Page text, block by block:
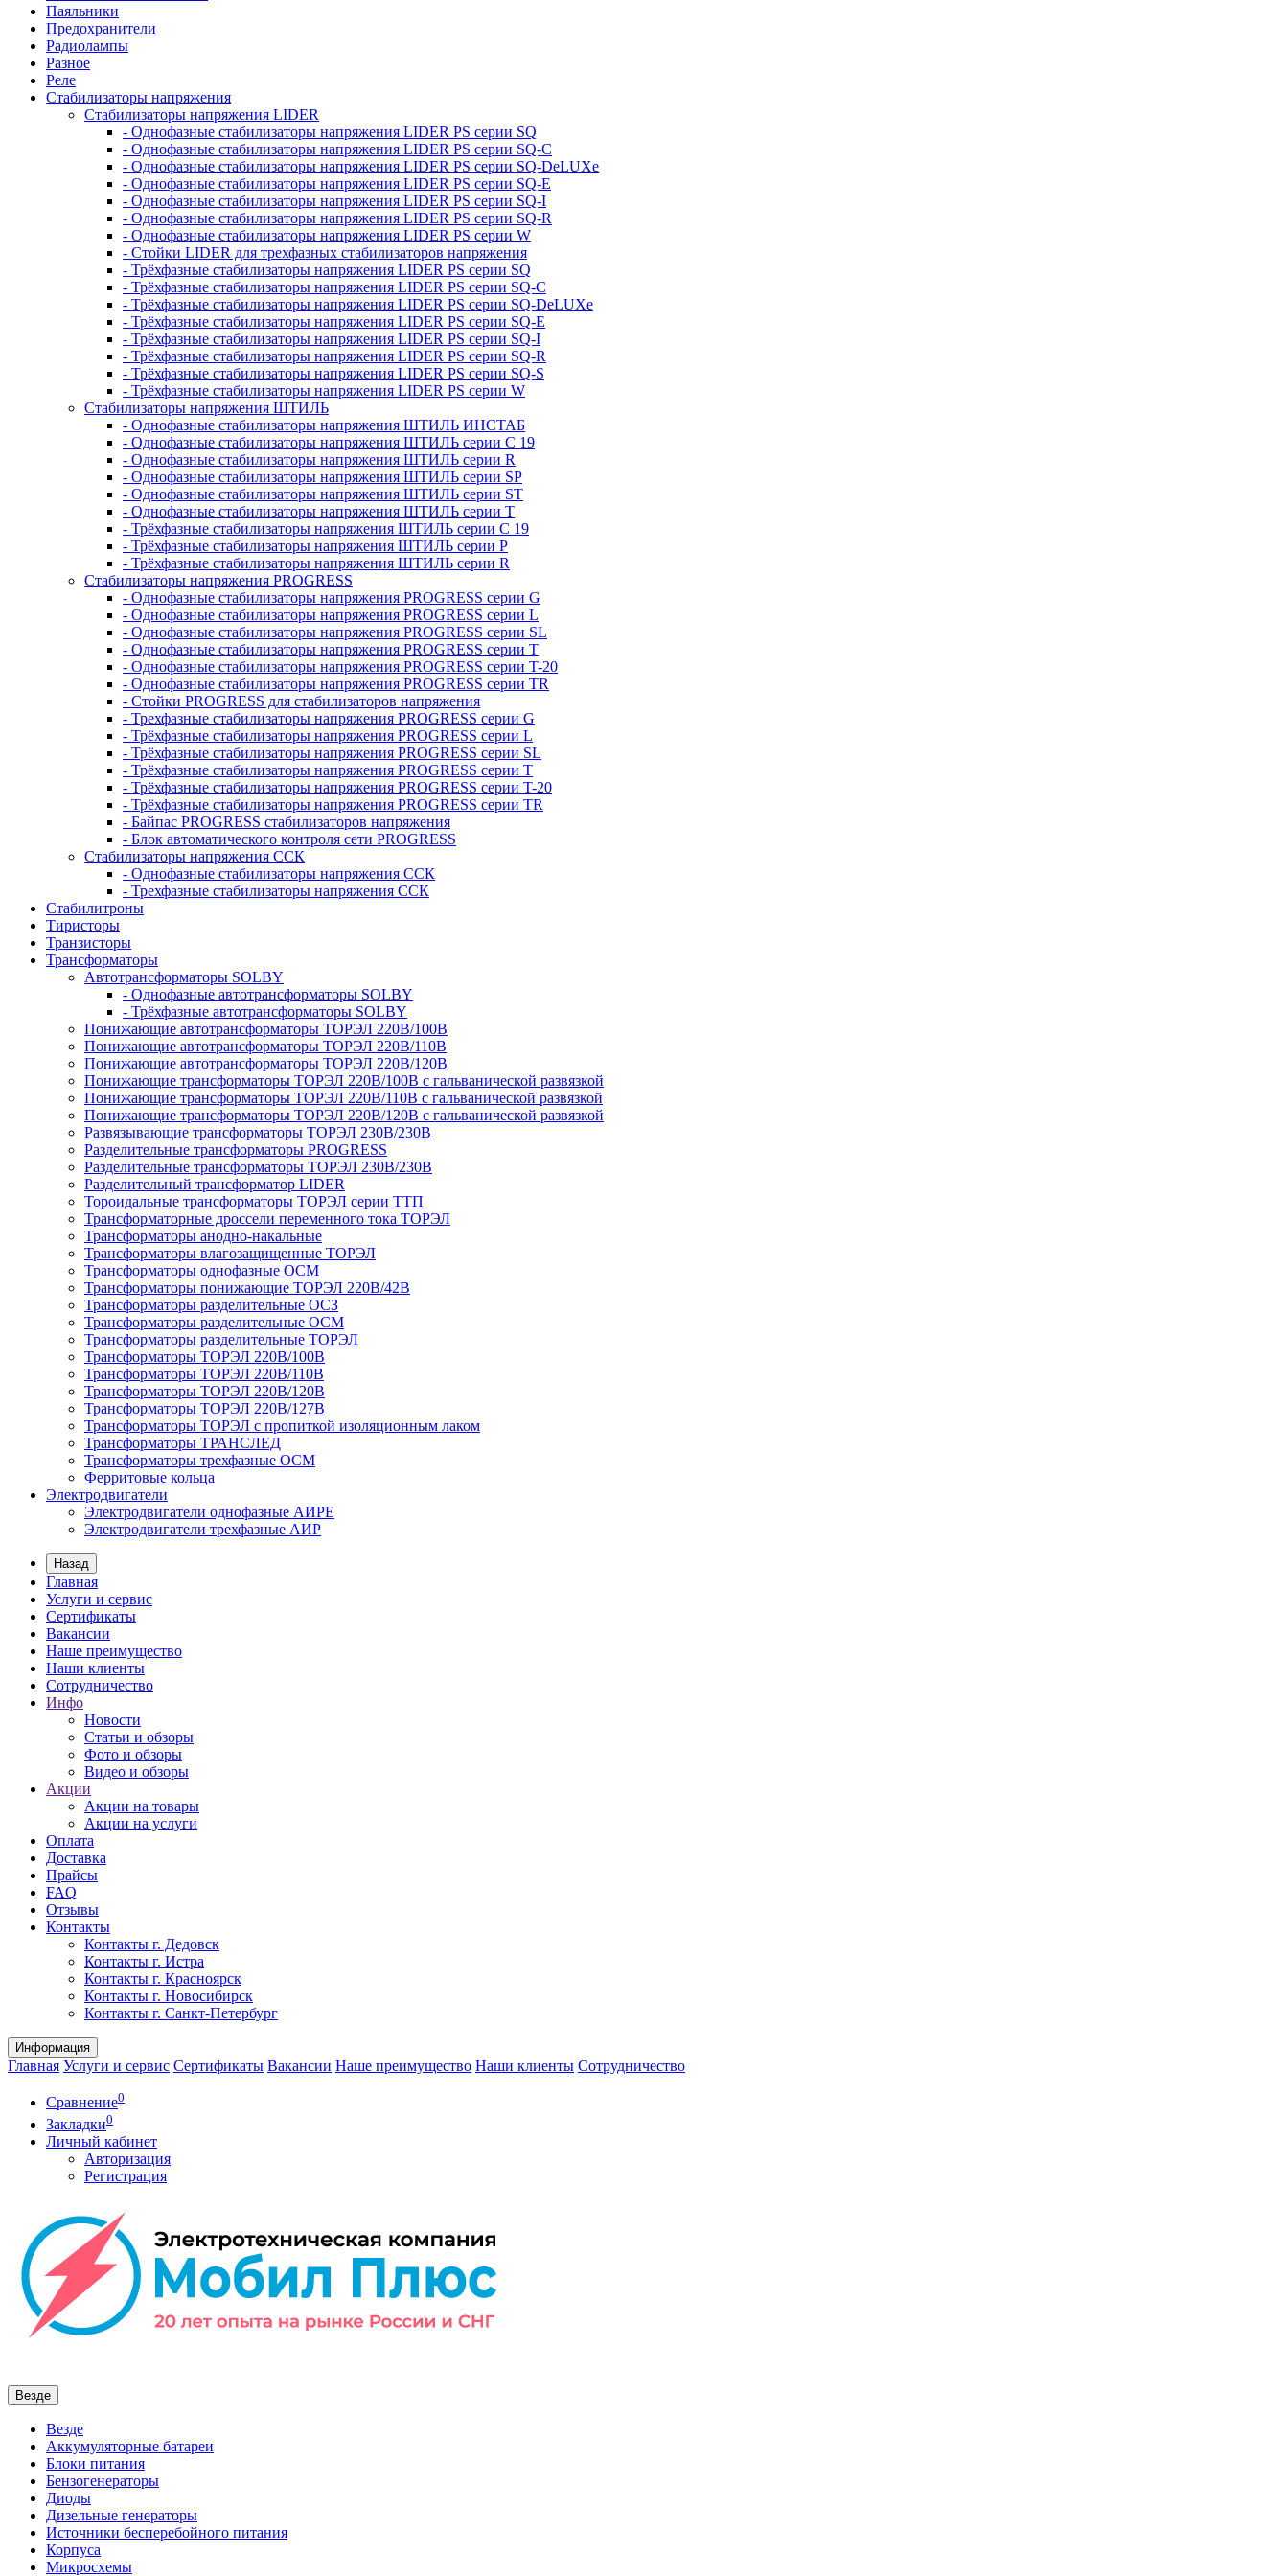
Паяльники
Предохранители
Радиолампы
Разное
Реле
Стабилизаторы напряжения
Стабилизаторы напряжения LIDER
- Однофазные стабилизаторы напряжения LIDER PS серии SQ
- Однофазные стабилизаторы напряжения LIDER PS серии SQ-C
- Однофазные стабилизаторы напряжения LIDER PS серии SQ-DeLUXe
- Однофазные стабилизаторы напряжения LIDER PS серии SQ-E
- Однофазные стабилизаторы напряжения LIDER PS серии SQ-I
- Однофазные стабилизаторы напряжения LIDER PS серии SQ-R
- Однофазные стабилизаторы напряжения LIDER PS серии W
- Стойки LIDER для трехфазных стабилизаторов напряжения
- Трёхфазные стабилизаторы напряжения LIDER PS серии SQ
- Трёхфазные стабилизаторы напряжения LIDER PS серии SQ-C
- Трёхфазные стабилизаторы напряжения LIDER PS серии SQ-DeLUXe
- Трёхфазные стабилизаторы напряжения LIDER PS серии SQ-E
- Трёхфазные стабилизаторы напряжения LIDER PS серии SQ-I
- Трёхфазные стабилизаторы напряжения LIDER PS серии SQ-R
- Трёхфазные стабилизаторы напряжения LIDER PS серии SQ-S
- Трёхфазные стабилизаторы напряжения LIDER PS серии W
Стабилизаторы напряжения ШТИЛЬ
- Однофазные стабилизаторы напряжения ШТИЛЬ ИНСТАБ
- Однофазные стабилизаторы напряжения ШТИЛЬ серии C 19
- Однофазные стабилизаторы напряжения ШТИЛЬ серии R
- Однофазные стабилизаторы напряжения ШТИЛЬ серии SP
- Однофазные стабилизаторы напряжения ШТИЛЬ серии ST
- Однофазные стабилизаторы напряжения ШТИЛЬ серии T
- Трёхфазные стабилизаторы напряжения ШТИЛЬ серии C 19
- Трёхфазные стабилизаторы напряжения ШТИЛЬ серии P
- Трёхфазные стабилизаторы напряжения ШТИЛЬ серии R
Стабилизаторы напряжения PROGRESS
- Однофазные стабилизаторы напряжения PROGRESS серии G
- Однофазные стабилизаторы напряжения PROGRESS серии L
- Однофазные стабилизаторы напряжения PROGRESS серии SL
- Однофазные стабилизаторы напряжения PROGRESS серии T
- Однофазные стабилизаторы напряжения PROGRESS серии T-20
- Однофазные стабилизаторы напряжения PROGRESS серии TR
- Стойки PROGRESS для стабилизаторов напряжения
- Трехфазные стабилизаторы напряжения PROGRESS серии G
- Трёхфазные стабилизаторы напряжения PROGRESS серии L
- Трёхфазные стабилизаторы напряжения PROGRESS серии SL
- Трёхфазные стабилизаторы напряжения PROGRESS серии T
- Трёхфазные стабилизаторы напряжения PROGRESS серии T-20
- Трёхфазные стабилизаторы напряжения PROGRESS серии TR
- Байпас PROGRESS стабилизаторов напряжения
- Блок автоматического контроля сети PROGRESS
Стабилизаторы напряжения ССК
- Однофазные стабилизаторы напряжения ССК
- Трехфазные стабилизаторы напряжения ССК
Стабилитроны
Тиристоры
Транзисторы
Трансформаторы
Автотрансформаторы SOLBY
- Однофазные автотрансформаторы SOLBY
- Трёхфазные автотрансформаторы SOLBY
Понижающие автотрансформаторы ТОРЭЛ 220В/100В
Понижающие автотрансформаторы ТОРЭЛ 220В/110В
Понижающие автотрансформаторы ТОРЭЛ 220В/120В
Понижающие трансформаторы ТОРЭЛ 220В/100В с гальванической развязкой
Понижающие трансформаторы ТОРЭЛ 220В/110В с гальванической развязкой
Понижающие трансформаторы ТОРЭЛ 220В/120В с гальванической развязкой
Развязывающие трансформаторы ТОРЭЛ 230В/230В
Разделительные трансформаторы PROGRESS
Разделительные трансформаторы ТОРЭЛ 230В/230В
Разделительный трансформатор LIDER
Тороидальные трансформаторы ТОРЭЛ серии ТТП
Трансформаторные дроссели переменного тока ТОРЭЛ
Трансформаторы анодно-накальные
Трансформаторы влагозащищенные ТОРЭЛ
Трансформаторы однофазные ОСМ
Трансформаторы понижающие ТОРЭЛ 220В/42В
Трансформаторы разделительные ОСЗ
Трансформаторы разделительные ОСМ
Трансформаторы разделительные ТОРЭЛ
Трансформаторы ТОРЭЛ 220В/100В
Трансформаторы ТОРЭЛ 220В/110В
Трансформаторы ТОРЭЛ 220В/120В
Трансформаторы ТОРЭЛ 220В/127В
Трансформаторы ТОРЭЛ с пропиткой изоляционным лаком
Трансформаторы ТРАНСЛЕД
Трансформаторы трехфазные ОСМ
Ферритовые кольца
Электродвигатели
Электродвигатели однофазные АИРЕ
Электродвигатели трехфазные АИР
Назад
Главная
Услуги и сервис
Сертификаты
Вакансии
Наше преимущество
Наши клиенты
Сотрудничество
Инфо
Новости
Статьи и обзоры
Фото и обзоры
Видео и обзоры
Акции
Акции на товары
Акции на услуги
Оплата
Доставка
Прайсы
FAQ
Отзывы
Контакты
Контакты г. Дедовск
Контакты г. Истра
Контакты г. Красноярск
Контакты г. Новосибирск
Контакты г. Санкт-Петербург
Информация
Главная Услуги и сервис Сертификаты Вакансии Наше преимущество Наши клиенты Сотрудничество
Сравнение0
Закладки0
Личный кабинет
Авторизация
Регистрация
Везде
Везде
Аккумуляторные батареи
Блоки питания
Бензогенераторы
Диоды
Дизельные генераторы
Источники бесперебойного питания
Корпуса
Микросхемы